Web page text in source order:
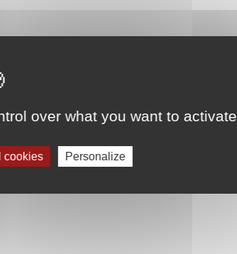
over what you want to activate
cookies Personalize